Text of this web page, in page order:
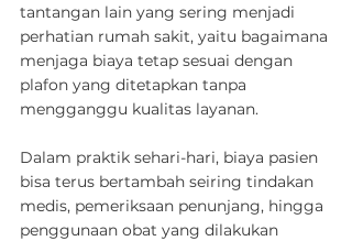
tantangan lain yang sering menjadi
perhatian rumah sakit, yaitu bagaimana
menjaga biaya tetap sesuai dengan
plafon yang ditetapkan tanpa
mengganggu kualitas layanan.
Dalam praktik sehari-hari, biaya pasien
bisa terus bertambah seiring tindakan
medis, pemeriksaan penunjang, hingga
penggunaan obat yang dilakukan